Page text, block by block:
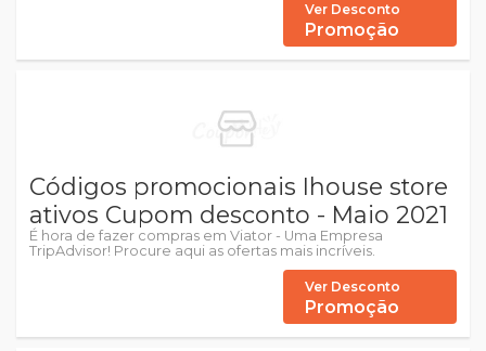
Ver Desconto
Promoção
Códigos promocionais Ihouse store
ativos Cupom desconto - Maio 2021
É hora de fazer compras em Viator - Uma Empresa
TripAdvisor! Procure aqui as ofertas mais incríveis.
Ver Desconto
Promoção